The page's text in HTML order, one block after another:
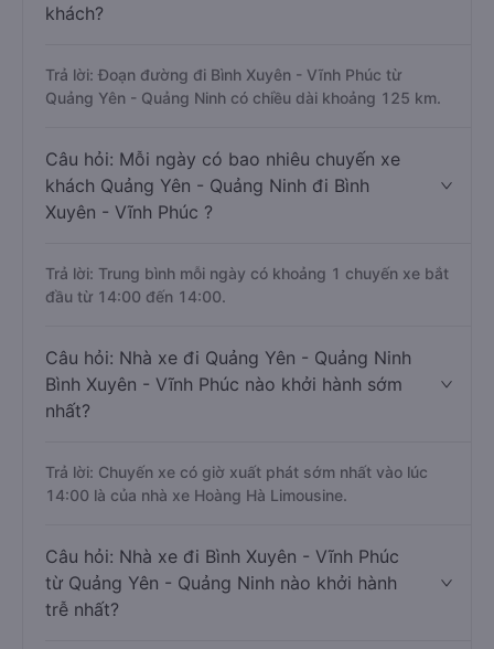
khách?
Trả lời: Đoạn đường đi Bình Xuyên - Vĩnh Phúc từ
Quảng Yên - Quảng Ninh có chiều dài khoảng 125 km.
Câu hỏi: Mỗi ngày có bao nhiêu chuyến xe
khách Quảng Yên - Quảng Ninh đi Bình
Xuyên - Vĩnh Phúc ?
Trả lời: Trung bình mỗi ngày có khoảng 1 chuyến xe bắt
đầu từ 14:00 đến 14:00.
Câu hỏi: Nhà xe đi Quảng Yên - Quảng Ninh
Bình Xuyên - Vĩnh Phúc nào khởi hành sớm
nhất?
Trả lời: Chuyến xe có giờ xuất phát sớm nhất vào lúc
14:00 là của nhà xe Hoàng Hà Limousine.
Câu hỏi: Nhà xe đi Bình Xuyên - Vĩnh Phúc
từ Quảng Yên - Quảng Ninh nào khởi hành
trễ nhất?